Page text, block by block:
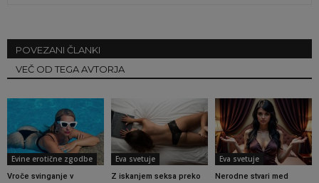
POVEZANI ČLANKI
VEČ OD TEGA AVTORJA
Evine erotične zgodbe
Vroče svinganje v
Eva svetuje
Z iskanjem seksa preko
Eva svetuje
Nerodne stvari med